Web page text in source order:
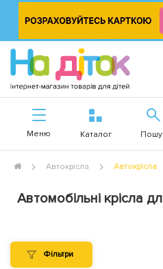
Меню Каталог
Автокрісла Автокрісла
Автомобільні крісла
Фільтри